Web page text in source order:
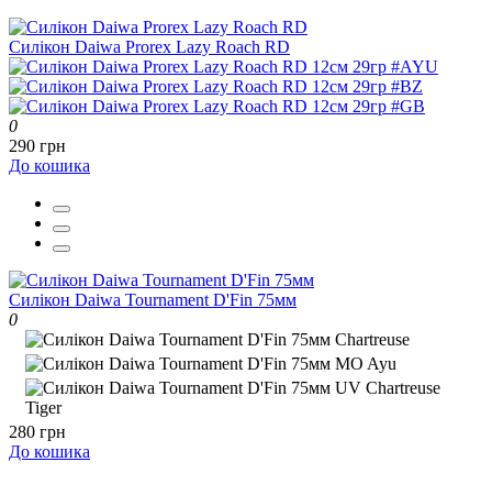
Силікон Daiwa Prorex Lazy Roach RD
0
290 грн
До кошика
Силікон Daiwa Tournament D'Fin 75мм
0
280 грн
До кошика